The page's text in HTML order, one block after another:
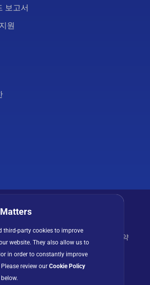
보고서
원
라이선스 계약
third-party cookies to improve
website. They also allow us to
in order to constantly improve
review our Cookie Policy